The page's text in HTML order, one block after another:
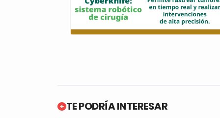
TE PODRÍA INTERESAR